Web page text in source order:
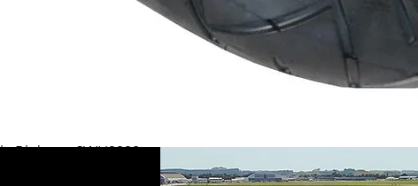
Blokart - SWH0002